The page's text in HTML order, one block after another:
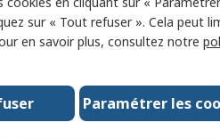
En stock
sur « Tout refuser ». Cela peut
en savoir plus, consultez notre
Paramétrer les